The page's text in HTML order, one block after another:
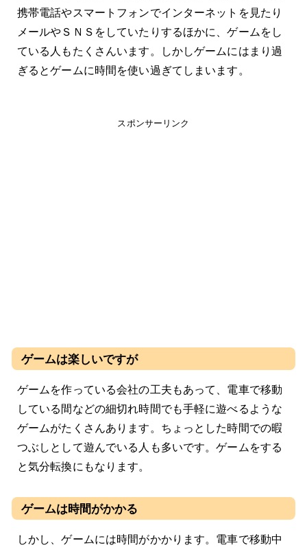
携帯電話やスマートフォンでインターネットを見たり
メールやＳＮＳをしていたりするほかに、ゲームをし
ている人もたくさんいます。しかしゲームにはまり過
ぎるとゲームに時間を使い過ぎてしまいます。
スポンサーリンク
ゲームは楽しいですが
ゲームを作っている会社の工夫もあって、電車で移動
している間などの細切れ時間でも手軽に遊べるような
ゲームがたくさんあります。ちょっとした時間での暇
つぶしとして遊んでいる人も多いです。ゲームをする
と気分転換にもなります。
ゲームは時間がかかる
しかし、ゲームには時間がかかります。電車で移動中